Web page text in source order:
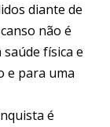
diante de
não é
física e
e para uma
é